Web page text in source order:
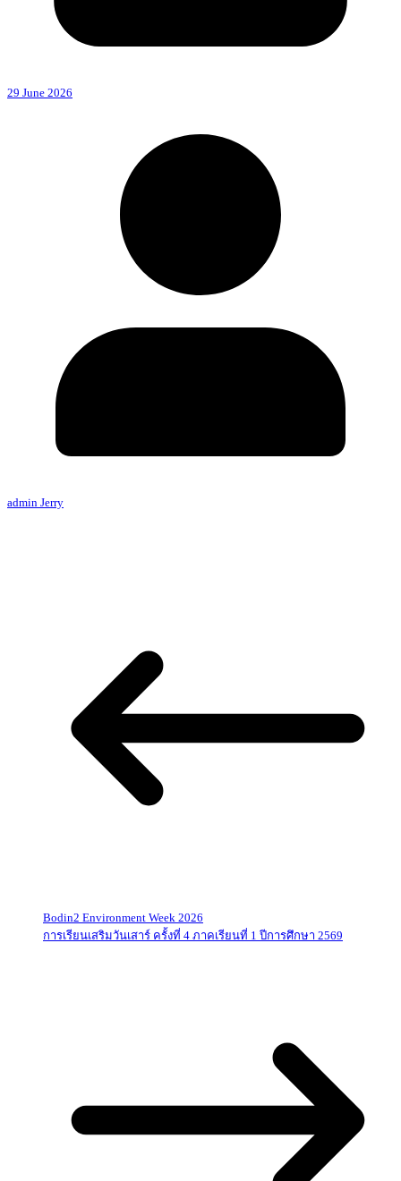
29 June 2026
admin Jerry
Bodin2 Environment Week 2026
การเรียนเสริมวันเสาร์ ครั้งที่ 4 ภาคเรียนที่ 1 ปีการศึกษา 2569